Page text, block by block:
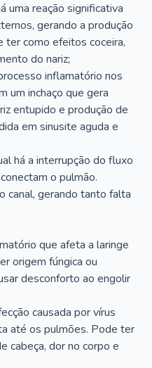
uma reação significativa
gerando a produção
ter como efeitos coceira,
do nariz;
inflamatório nos
um inchaço que gera
entupido e produção de
em sinusite aguda e
há a interrupção do fluxo
o pulmão.
canal, gerando tanto falta
que afeta a laringe
origem fúngica ou
desconforto ao engolir
causada por vírus
até os pulmões. Pode ter
cabeça, dor no corpo e